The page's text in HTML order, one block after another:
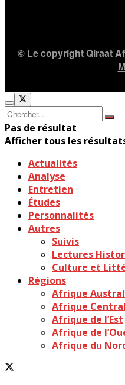
© Le copyright Qiraat
Pas de résultat
Afficher tous les
Actualités
Analyse
Entretien
Études
Personnalités
Autres
Suivis
Lectures
Culture et
Régions
Afrique
Afrique
Afrique de l’Est
Afrique de
Afrique du